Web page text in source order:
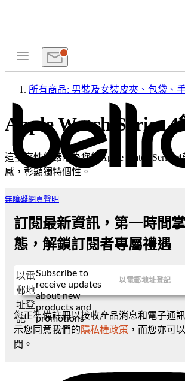
無障礙網頁聲明
所有商品: 男裝及女裝皮夾、包袋、
Apple Watch Series 4
這些高性能錶帶為您的Apple Watch Series
感，彰顯獨特個性。
訂閱最新資訊，第一時間
態，解鎖訂閱者專屬禮遇
以電
郵地
址登
記
Subscribe to
receive updates
about new
products and
promotions
您正準備註冊以接收產品消息和電子通
示您同意我們的 隱私權政策 ，而您亦可
閱。